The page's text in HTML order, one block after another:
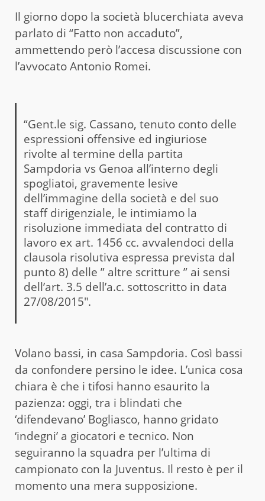
Il giorno dopo la società blucerchiata aveva
parlato di “Fatto non accaduto”,
ammettendo però l’accesa discussione con
l’avvocato Antonio Romei.
“Gent.le sig. Cassano, tenuto conto delle
espressioni offensive ed ingiuriose
rivolte al termine della partita
Sampdoria vs Genoa all’interno degli
spogliatoi, gravemente lesive
dell’immagine della società e del suo
staff dirigenziale, le intimiamo la
risoluzione immediata del contratto di
lavoro ex art. 1456 cc. avvalendoci della
clausola risolutiva espressa prevista dal
punto 8) delle ” altre scritture ” ai sensi
dell’art. 3.5 dell’a.c. sottoscritto in data
27/08/2015″.
Volano bassi, in casa Sampdoria. Così bassi
da confondere persino le idee. L’unica cosa
chiara è che i tifosi hanno esaurito la
pazienza: oggi, tra i blindati che
‘difendevano’ Bogliasco, hanno gridato
‘indegni’ a giocatori e tecnico. Non
seguiranno la squadra per l’ultima di
campionato con la Juventus. Il resto è per il
momento una mera supposizione.